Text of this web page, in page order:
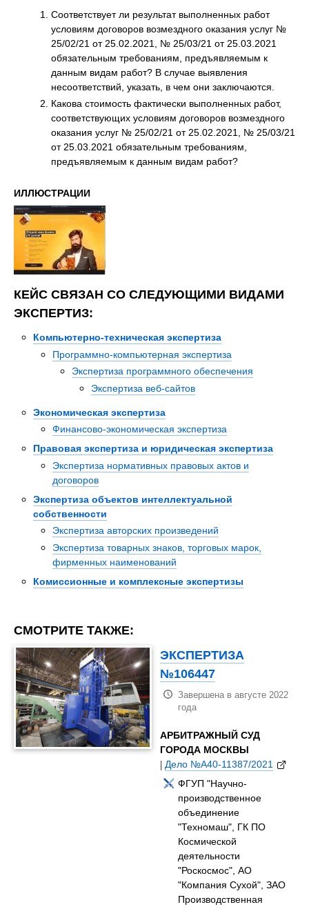
Соответствует ли результат выполненных работ
условиям договоров возмездного оказания услуг №
25/02/21 от 25.02.2021, № 25/03/21 от 25.03.2021
обязательным требованиям, предъявляемым к
данным видам работ? В случае выявления
несоответствий, указать, в чем они заключаются.
Какова стоимость фактически выполненных работ,
соответствующих условиям договоров возмездного
оказания услуг № 25/02/21 от 25.02.2021, № 25/03/21
от 25.03.2021 обязательным требованиям,
предъявляемым к данным видам работ?
ИЛЛЮСТРАЦИИ
КЕЙС СВЯЗАН СО СЛЕДУЮЩИМИ ВИДАМИ
ЭКСПЕРТИЗ:
Компьютерно-техническая экспертиза
Программно-компьютерная экспертиза
Экспертиза программного обеспечения
Экспертиза веб-сайтов
Экономическая экспертиза
Финансово-экономическая экспертиза
Правовая экспертиза и юридическая экспертиза
Экспертиза нормативных правовых актов и
договоров
Экспертиза объектов интеллектуальной
собственности
Экспертиза авторских произведений
Экспертиза товарных знаков, торговых марок,
фирменных наименований
Комиссионные и комплексные экспертизы
СМОТРИТЕ ТАКЖЕ:
ЭКСПЕРТИЗА
№106447
Завершена в августе 2022
года
АРБИТРАЖНЫЙ СУД
ГОРОДА МОСКВЫ
|Дело №А40-11387/2021
ФГУП "Научно-
производственное
объединение
"Техномаш", ГК ПО
Космической
деятельности
"Роскосмос", АО
"Компания Сухой", ЗАО
Производственная